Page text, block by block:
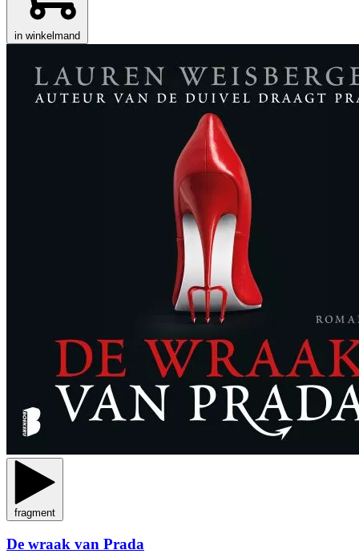
in winkelmand
fragment
De wraak van Prada